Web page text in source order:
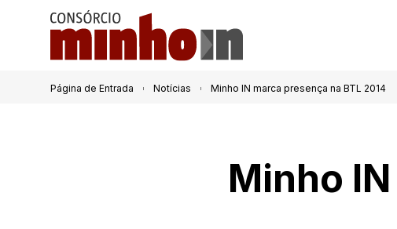
Página de Entrada Notícias Minho IN marca presença na BTL 2014
Minho